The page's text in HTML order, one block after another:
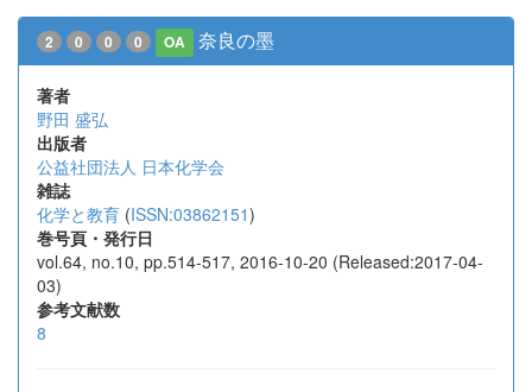
2 0 0 0 OA 奈良の墨
著者
野田 盛弘
出版者
公益社団法人 日本化学会
雑誌
化学と教育 (ISSN:03862151)
巻号頁・発行日
vol.64, no.10, pp.514-517, 2016-10-20 (Released:2017-04-
03)
参考文献数
8